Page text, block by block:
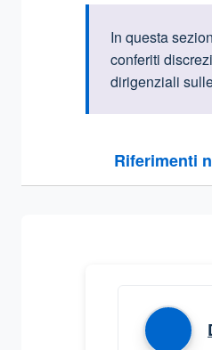
In questa
conferiti
dirigenziali
Riferimenti
Sezione